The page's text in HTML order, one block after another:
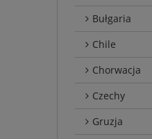
Bułgaria
Chile
Chorwacja
Czechy
Gruzja